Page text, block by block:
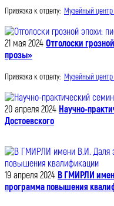
Привязка к отделу: Музейный центр
21 мая 2024 Отголоски
прозы»
Привязка к отделу: Музейный центр
20 апреля 2024 Научно-
Достоевского
19 апреля 2024 В ГМИРЛИ
программа повышения